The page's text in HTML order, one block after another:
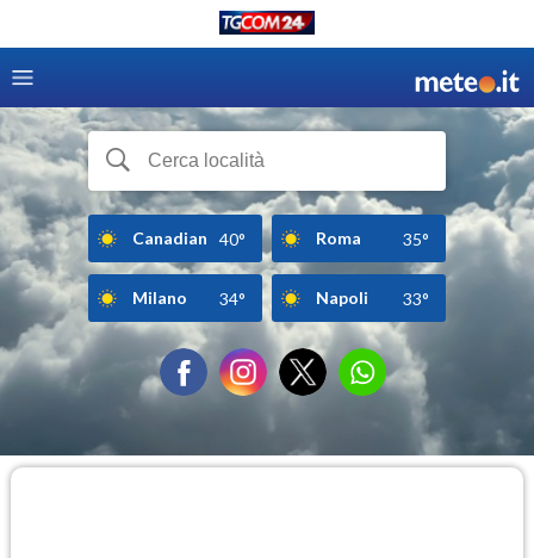
Canadian 40° Roma 35°
Milano 34° Napoli 33°